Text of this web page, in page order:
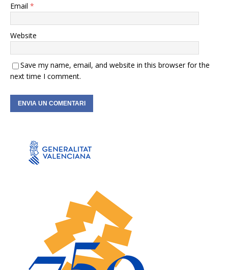
Email *
Website
Save my name, email, and website in this browser for the
next time I comment.